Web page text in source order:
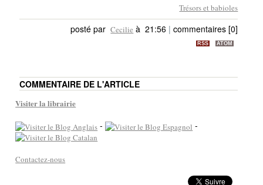
Trésors et babioles
posté par Cecilie à 21:56 |commentaires [0]
RSS ATOM
COMMENTAIRE DE L'ARTICLE
Visiter la librairie
- -
Contactez-nous